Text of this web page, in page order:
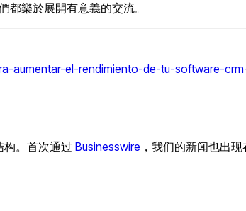
樂於展開有意義的交流。
aumentar-el-rendimiento-de-tu-software-
。首次通过 Businesswire ，我们的新闻也出